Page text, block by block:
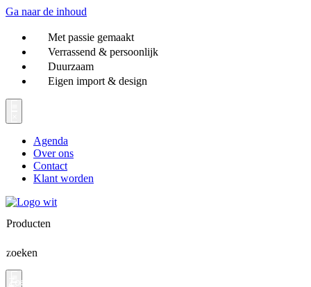
Ga naar de inhoud
Met passie gemaakt
Verrassend & persoonlijk
Duurzaam
Eigen import & design
Agenda
Over ons
Contact
Klant worden
Producten
zoeken